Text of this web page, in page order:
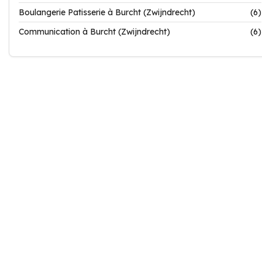
Boulangerie Patisserie à Burcht (Zwijndrecht)
(6)
Communication à Burcht (Zwijndrecht)
(6)